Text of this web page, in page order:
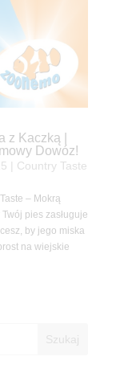
z Kaczką |
Dowóz!
Country Taste
– Mokrą
pies zasługuje
by jego miska
na wiejskie